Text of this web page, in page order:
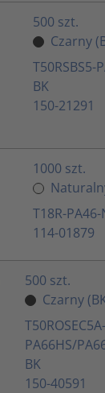
500 szt.
Czarny
T50RSBS5-
BK
150-21291
1000 szt.
T18R-PA46-
114-01879
500 szt.
Czarny
T50ROSEC5A-
PA66HS/
BK
150-40591